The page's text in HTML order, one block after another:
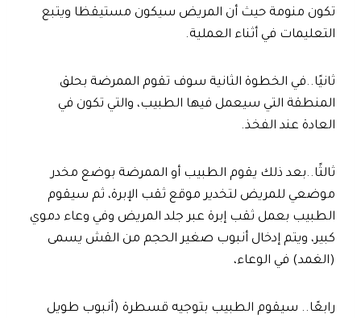
تكون منومة حيث أن المريض سيكون مستيقظا ويتبع
التعليمات في أثناء العملية.
ثانيًا..في الخطوة الثانية سوف تقوم الممرضة بحلق
المنطقة التي سيعمل فيها الطبيب، والتي تكون في
العادة عند الفخذ.
ثالثًا..بعد ذلك يقوم الطبيب أو الممرضة بوضع مخدر
موضعي للمريض لتخدير موقع ثقب الإبرة، ثم سيقوم
الطبيب بعمل ثقب إبرة عبر جلد المريض وفي وعاء دموي
كبير، ويتم إدخال أنبوب صغير الحجم من القش يسمى
(الغمد) في الوعاء،
رابعًا.. سيقوم الطبيب بتوجيه قسطرة (أنبوب طويل